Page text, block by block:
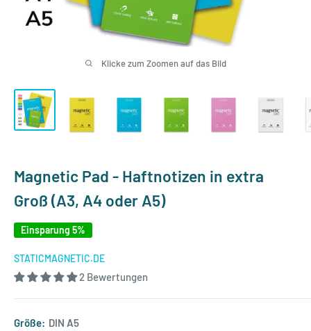
Klicke zum Zoomen auf das Bild
Magnetic Pad - Haftnotizen in extra
Groß (A3, A4 oder A5)
Einsparung 5%
STATICMAGNETIC.DE
2 Bewertungen
Größe: DIN A5